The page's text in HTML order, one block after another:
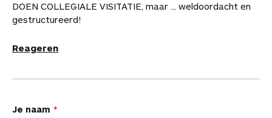
DOEN COLLEGIALE VISITATIE, maar ... weldoordacht en
gestructureerd!
Reageren
L
Je naam